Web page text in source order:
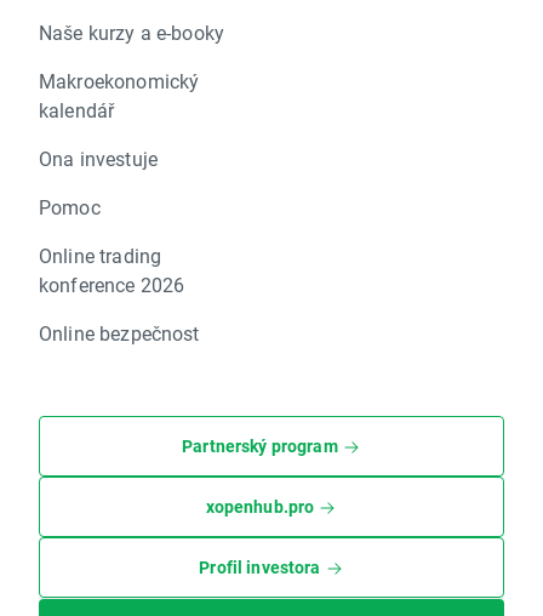
Naše kurzy a e-booky
Makroekonomický
kalendář
Ona investuje
Pomoc
Online trading
konference 2026
Online bezpečnost
Partnerský program
xopenhub.pro
Profil investora